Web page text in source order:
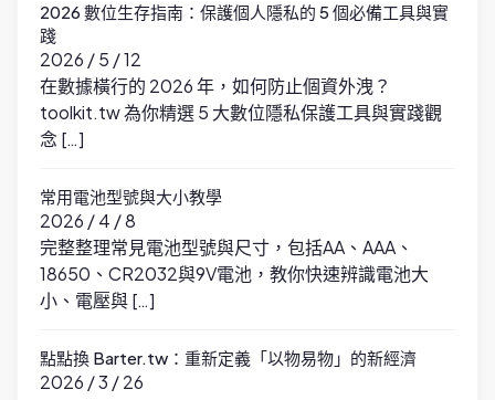
2026 數位生存指南：保護個人隱私的 5 個必備工具與實
踐
2026 / 5 / 12
在數據橫行的 2026 年，如何防止個資外洩？
toolkit.tw 為你精選 5 大數位隱私保護工具與實踐觀
念 […]
常用電池型號與大小教學
2026 / 4 / 8
完整整理常見電池型號與尺寸，包括AA、AAA、
18650、CR2032與9V電池，教你快速辨識電池大
小、電壓與 […]
點點換 Barter.tw：重新定義「以物易物」的新經濟
2026 / 3 / 26